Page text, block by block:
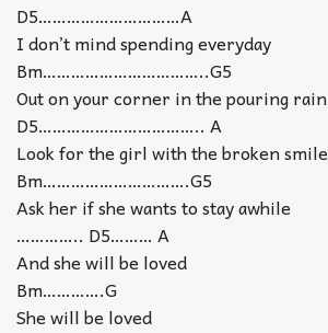
D5…………………………A
I don’t mind spending everyday
Bm……………………………..G5
Out on your corner in the pouring rain
D5…………………………….. A
Look for the girl with the broken smile
Bm………………………….G5
Ask her if she wants to stay awhile
………….. D5……… A
And she will be loved
Bm………….G
She will be loved